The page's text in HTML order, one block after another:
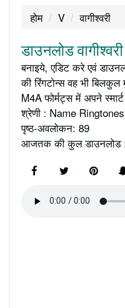
होम V वागीश्वरी
डाउनलोड
बनाइये, एडिट करे एवं
की रिंगटोन्स वह भी
M4A फोर्मट्स में अपने
श्रेणी : Name Ringtones
पृष्ठ-अवलोकन: 89
आजतक की कुल डाउनलोड